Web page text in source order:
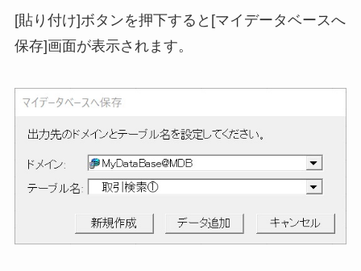
[貼り付け]ボタンを押下すると[マイデータベースへ
保存]画面が表示されます。